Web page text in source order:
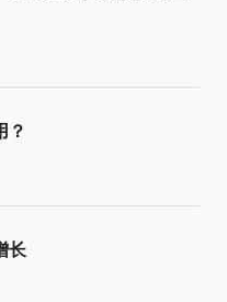
？
长